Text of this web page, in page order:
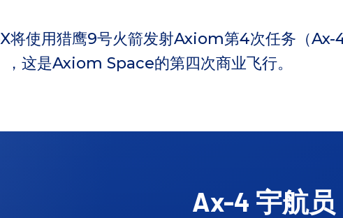
将使用猎鹰9号火箭发射Axiom第4次任务（Ax-
，这是Axiom Space的第四次商业飞行。
Ax-4 宇航员